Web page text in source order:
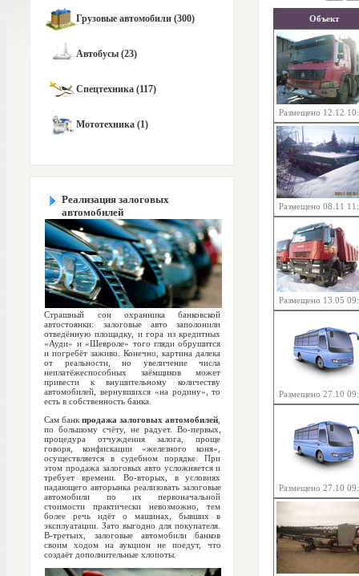
Грузовые автомобили (300)
Автобусы (23)
Спецтехника (117)
Мототехника (1)
Реализация залоговых
автомобилей
Страшный сон охранника банковской
автостоянки: залоговые авто заполонили
отведённую площадку, и гора из кредитных
«Ауди» и «Шевроле» того гляди обрушится
и погребёт заживо. Конечно, картина далека
от реальности, но увеличение числа
неплатёжеспособных заёмщиков может
привести к внушительному количеству
автомобилей, вернувшихся «на родину», то
есть в собственность банка.
Сам банкпродажа залоговых автомобилей
по большому счёту, не радует. Во-первых,
процедура отчуждения залога, проще
говоря, конфискации «железного коня»,
осуществляется в судебном порядке. При
этом продажа залоговых авто усложняется и
требует времени. Во-вторых, в условиях
падающего авторынка реализовать залоговые
автомобили по их первоначальной
стоимости практически невозможно, тем
более речь идёт о машинах, бывших в
эксплуатации. Зато выгодно для покупателя.
В-третьих, залоговые автомобили банков
своим ходом на аукцион не поедут, что
создаёт дополнительные хлопоты.
Объект
Размещено 12.12
Размещено 08.11
Размещено 13.05
Размещено 27.10
Размещено 27.10